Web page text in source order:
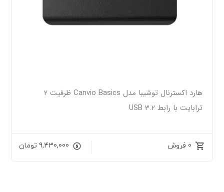
هارد اکسترنال توشیبا مدل Canvio Basics ظرفیت 2
ترابایت با رابط USB 3.2
0 فروش 9,430,000 تومان